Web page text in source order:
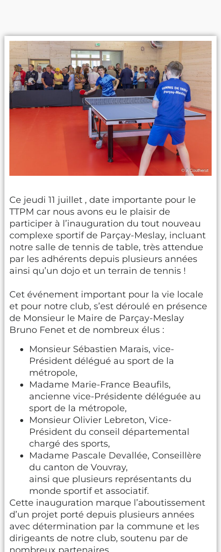
Ce jeudi 11 juillet , date importante pour le
TTPM car nous avons eu le plaisir de
participer à l’inauguration du tout nouveau
complexe sportif de Parçay-Meslay, incluant
notre salle de tennis de table, très attendue
par les adhérents depuis plusieurs années
ainsi qu’un dojo et un terrain de tennis !
Cet événement important pour la vie locale
et pour notre club, s’est déroulé en présence
de Monsieur le Maire de Parçay-Meslay
Bruno Fenet et de nombreux élus :
Monsieur Sébastien Marais, vice-
Président délégué au sport de la
métropole,
Madame Marie-France Beaufils,
ancienne vice-Présidente déléguée au
sport de la métropole,
Monsieur Olivier Lebreton, Vice-
Président du conseil départemental
chargé des sports,
Madame Pascale Devallée, Conseillère
du canton de Vouvray,
ainsi que plusieurs représentants du
monde sportif et associatif.
Cette inauguration marque l’aboutissement
d’un projet porté depuis plusieurs années
avec détermination par la commune et les
dirigeants de notre club, soutenu par de
nombreux partenaires.